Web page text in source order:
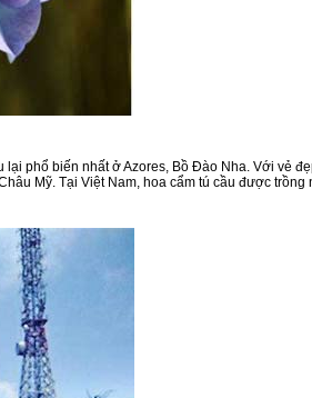
phổ biến nhất ở Azores, Bồ Đào Nha. Với vẻ
Mỹ. Tại Việt Nam, hoa cẩm tú cầu được trồng